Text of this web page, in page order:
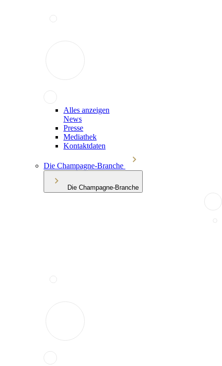
Alles anzeigen
News
Presse
Mediathek
Kontaktdaten
Die Champagne-Branche
Die Champagne-Branche